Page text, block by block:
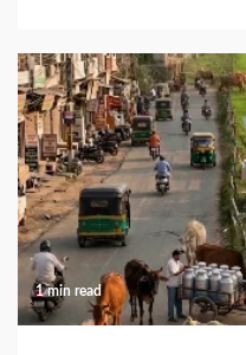
1 min read